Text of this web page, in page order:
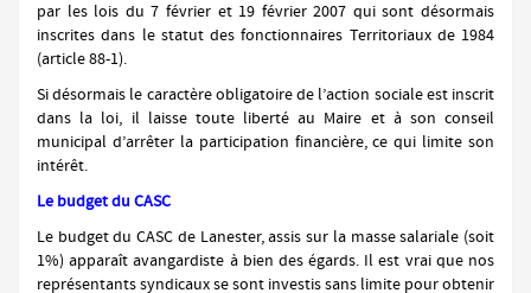
par les lois du 7 février et 19 février 2007 qui sont désormais
inscrites dans le statut des fonctionnaires Territoriaux de 1984
(article 88-1).
Si désormais le caractère obligatoire de l’action sociale est inscrit
dans la loi, il laisse toute liberté au Maire et à son conseil
municipal d’arrêter la participation financière, ce qui limite son
intérêt.
Le budget du CASC
Le budget du CASC de Lanester, assis sur la masse salariale (soit
1%) apparaît avangardiste à bien des égards. Il est vrai que nos
représentants syndicaux se sont investis sans limite pour obtenir